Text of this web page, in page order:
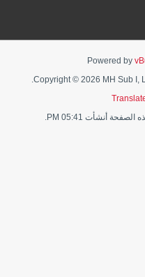
Powered by
Copyright © 2026 MH Sub I,